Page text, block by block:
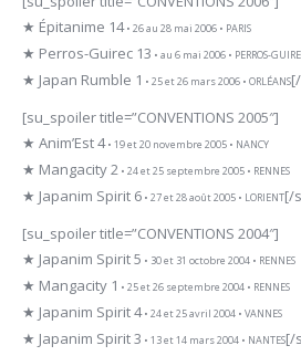
★ Épitanime 14• 26 au 28 mai 2006 • PARIS
★ Perros-Guirec 13 • au 6 mai 2006 • PERROS-
★ Japan Rumble 1 • 25 et 26 mars 2006 • ORLÉANS
[su_spoiler title=”CONVENTIONS 2005″]
★ Anim’Est 4• 19 et 20 novembre 2005 • NANCY
★ Mangacity 2 • 24 et 25 septembre 2005 • RENNES
★ Japanim Spirit 6 • 27 et 28 août 2005 • LORIENT[/
[su_spoiler title=”CONVENTIONS 2004″]
★ Japanim Spirit 5 • 30 et 31 octobre 2004 • RENNES
★ Mangacity 1 • 25 et 26 septembre 2004 • RENNES
★ Japanim Spirit 4• 24 et 25 avril 2004 • VANNES
★ Japanim Spirit 3 • 13 et 14 mars 2004 • NANTES[/